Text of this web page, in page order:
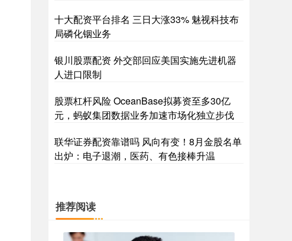
十大配资平台排名 三日大涨33% 魅视科技布
局磷化铟业务
银川股票配资 外交部回应美国实施先进机器
人进口限制
股票杠杆风险 OceanBase拟募资至多30亿
元，蚂蚁集团数据业务加速市场化独立步伐
联华证券配资靠谱吗 风向有变！8月金股名单
出炉：电子退潮，医药、有色接棒升温
推荐阅读